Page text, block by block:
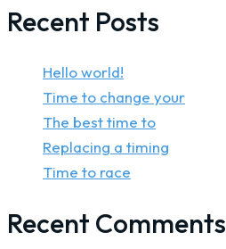
Recent Posts
Hello world!
Time to change your
The best time to
Replacing a timing
Time to race
Recent Comments